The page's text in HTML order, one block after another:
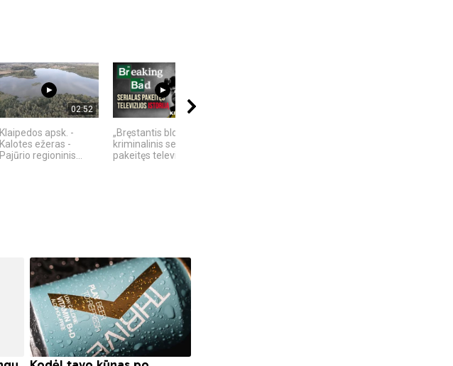
02:52
Klaipedos apsk. -
Kalotes ežeras -
Pajūrio regioninis...
17:03
„Bręstantis blogis“ –
kriminalinis serialas
pakeitęs televizijos...